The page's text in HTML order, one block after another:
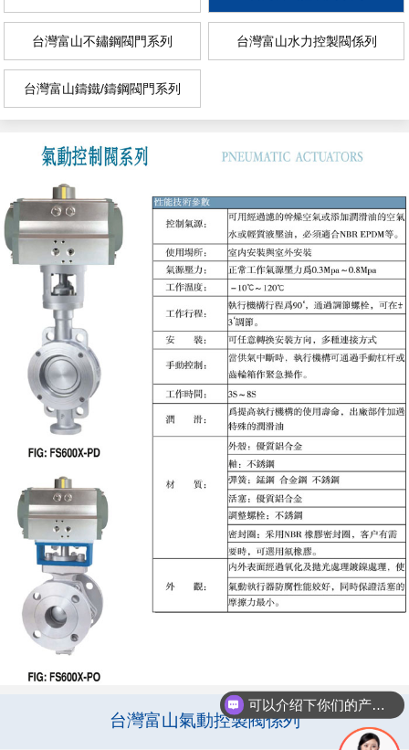
台灣富山不鏽鋼閥門系列 台灣富山水力控製閥係列
台灣富山鑄鐵/鑄鋼閥門系列
台灣富山氣動控製閥係列
可以介绍下你们的产品么